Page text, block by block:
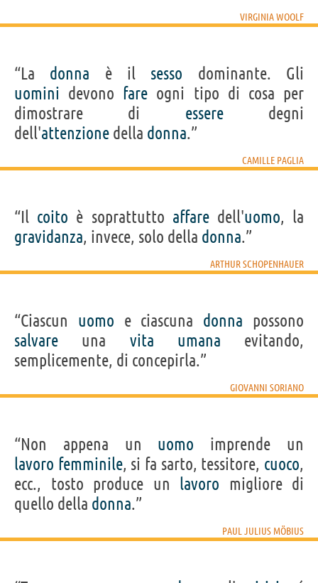
VIRGINIA WOOLF
“La donna è il sesso dominante. Gli
uomini devono fare ogni tipo di cosa per
dimostrare di esseredegni
dell'attenzione della donna.”
CAMILLE PAGLIA
“Il coito è soprattutto affaredell'uomo, la
gravidanza, invece, solo della donna.”
ARTHUR SCHOPENHAUER
“Ciascun uomo e ciascuna donna possono
salvare una vita umana evitando,
semplicemente, di concepirla.”
GIOVANNI SORIANO
“Non appena un uomo imprende un
lavoro femminile, si fa sarto, tessitore, cuoco,
ecc., tosto produce un lavoro migliore di
quello della donna.”
PAUL JULIUS MÖBIUS